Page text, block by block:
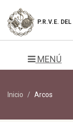
P.R.V.E. DEL
MENÚ
Inicio Arcos